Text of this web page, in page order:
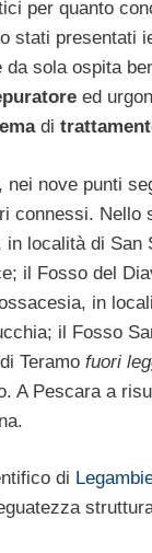
per quanto
stati presentati
sola ospita
ed
di
nove punti
connessi.
località di
il Fosso del
in
il Fosso
Teramo fuori
A Pescara a
di